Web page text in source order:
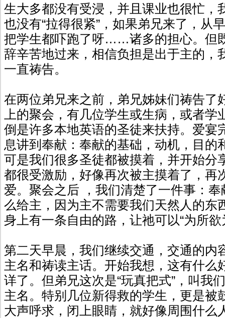
生大多都没有受浸，并且课业也很忙，
也没有“拉得很紧”，如果弟兄来了，从
把学生都吓跑了呀……诸多的担心。但
辞辛苦地过来，相信负担是出于主的，
一直祷告。
在两位弟兄来之前，弟兄姊妹们祷告了
上的聚会，有几位学生或生病，或者学
倒是许多本地英语的圣徒来扶持。爱宴
息讲到奉献：奉献的基础，动机，目的
可是我们很多圣徒都被摸着，并开始分
都很受激励，好像再次被主摸着了，再
爱。聚会之后 ，我们清楚了一件事：
么给主，因为主不需要我们天然人的东
身上有一条自由的路，让祂可以“为所欲
第二天早晨，我们继续交通，交通的内
主名和祷读主话。开始我想，这有什么
详了。但弟兄这次是“玩真把式”，叫我
主名。特别几位新得救的学生，更是被
大声呼求，闭上眼睛，就好像周围什么